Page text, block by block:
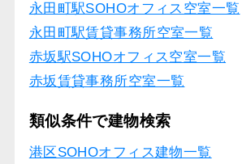
永田町駅SOHOオフィス空室一覧
永田町駅賃貸事務所空室一覧
赤坂駅SOHOオフィス空室一覧
赤坂賃貸事務所空室一覧
類似条件で建物検索
港区SOHOオフィス建物一覧